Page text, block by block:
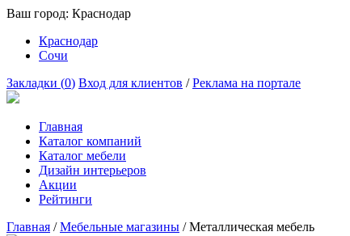
Ваш город: Краснодар
Краснодар
Сочи
Закладки (0) Вход для клиентов /Реклама на портале
Главная
Каталог компаний
Каталог мебели
Дизайн интерьеров
Акции
Рейтинги
Главная /Мебельные магазины /Металлическая мебель